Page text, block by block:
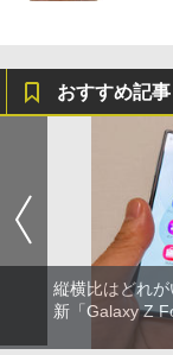
おすすめ記事
縦横比はどれ
新「Galaxy Z